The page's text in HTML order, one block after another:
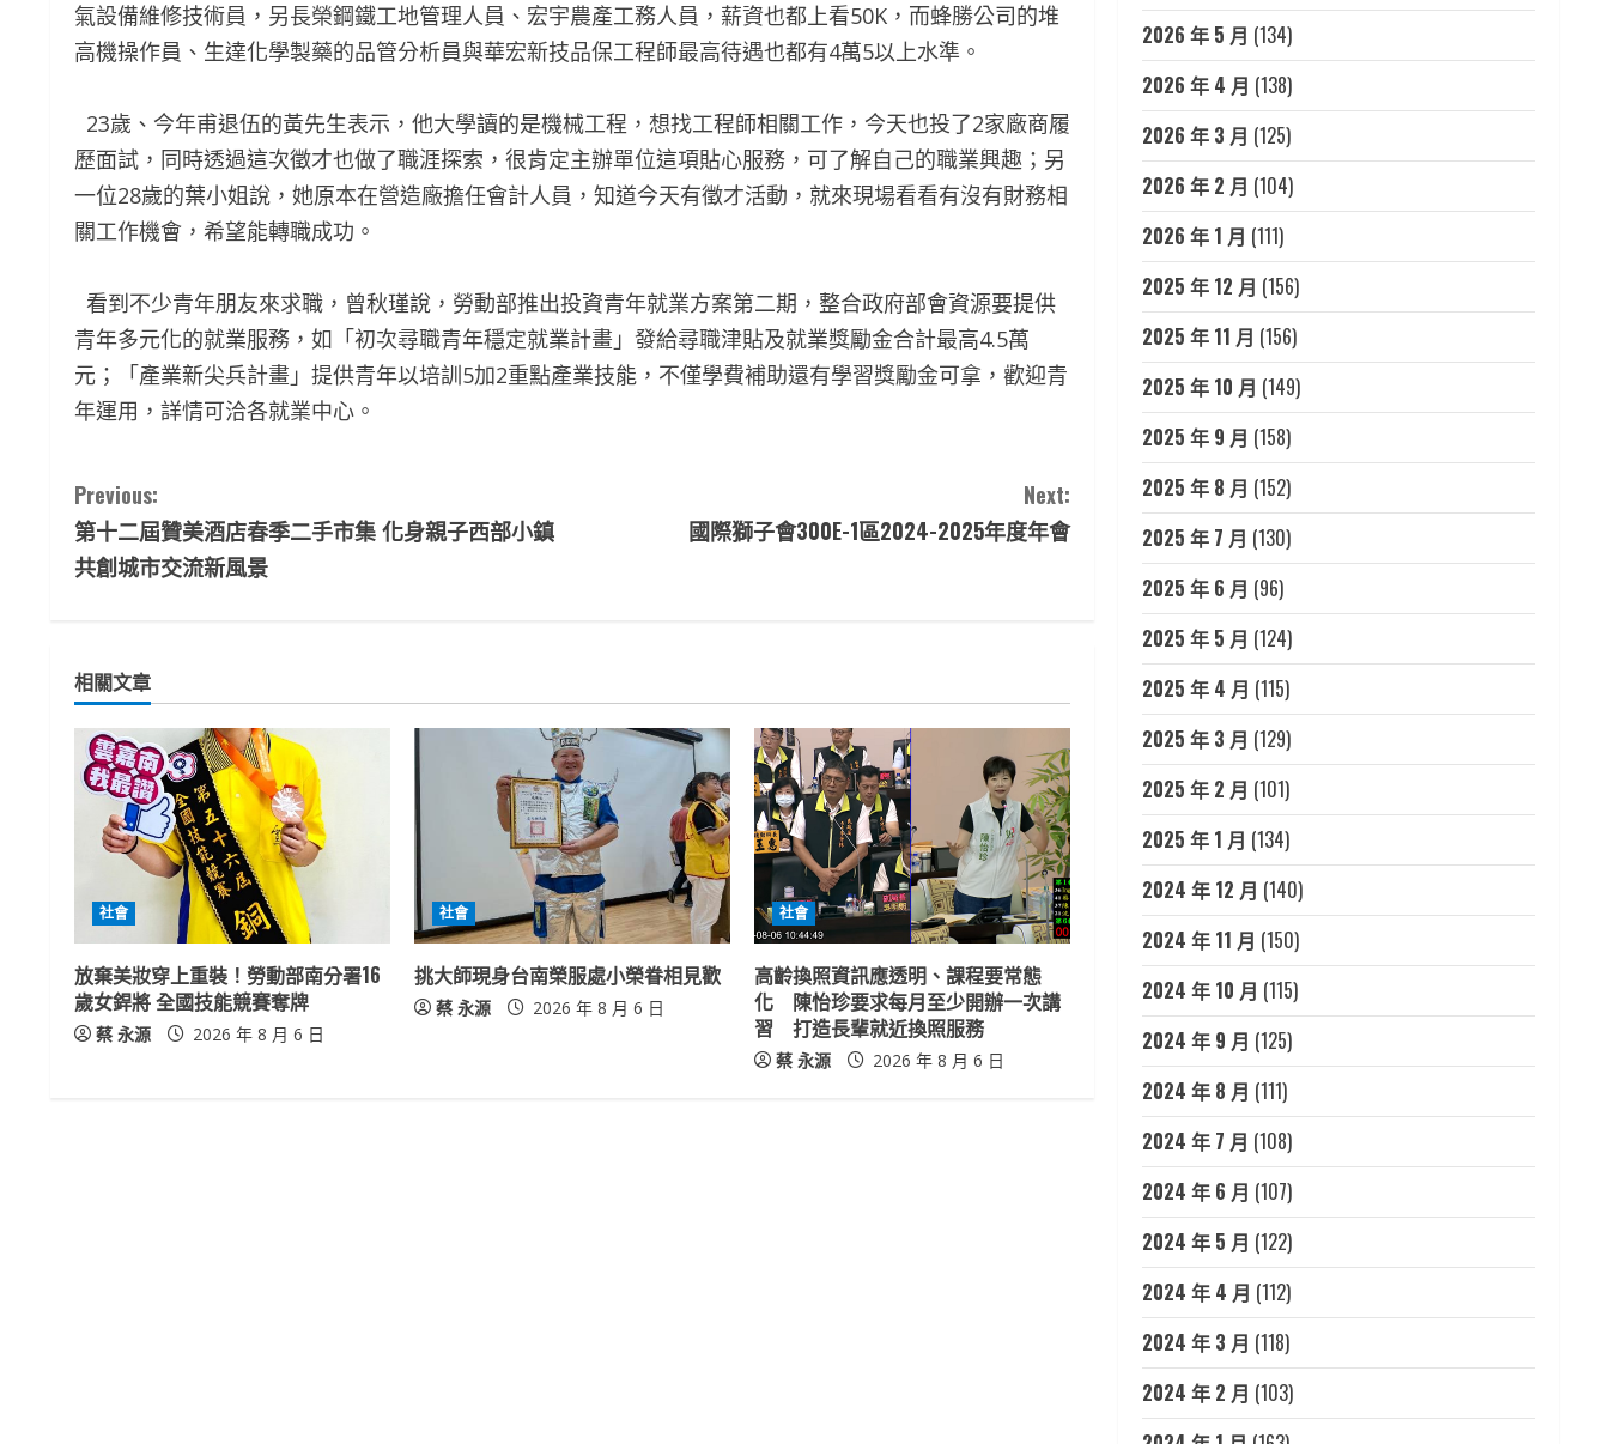
氣設備維修技術員，另長榮鋼鐵工地管理人員、宏宇農產工務人員，薪資也都上看50K，而蜂勝公司的堆
高機操作員、生達化學製藥的品管分析員與華宏新技品保工程師最高待遇也都有4萬5以上水準。
23歲、今年甫退伍的黃先生表示，他大學讀的是機械工程，想找工程師相關工作，今天也投了2家廠商履
歷面試，同時透過這次徵才也做了職涯探索，很肯定主辦單位這項貼心服務，可了解自己的職業興趣；另
一位28歲的葉小姐說，她原本在營造廠擔任會計人員，知道今天有徵才活動，就來現場看看有沒有財務相
關工作機會，希望能轉職成功。
看到不少青年朋友來求職，曾秋瑾說，勞動部推出投資青年就業方案第二期，整合政府部會資源要提供
青年多元化的就業服務，如「初次尋職青年穩定就業計畫」發給尋職津貼及就業獎勵金合計最高4.5萬
元；「產業新尖兵計畫」提供青年以培訓5加2重點產業技能，不僅學費補助還有學習獎勵金可拿，歡迎青
年運用，詳情可洽各就業中心。
C
o
i
n
u
R
e
a
d
Previous:
第十二屆贊美酒店春季二手市集 化身親子西部小鎮
共創城市交流新風景
Next:
國際獅子會300E-1區2024-2025年度年會
相關文章
社會
放棄美妝穿上重裝！勞動部南分署16
歲女銲將 全國技能競賽奪牌
蔡 永源 2026 年 8 月 6 日
社會
挑大師現身台南榮服處小榮眷相見歡
蔡 永源 2026 年 8 月 6 日
社會
高齡換照資訊應透明、課程要常態
化 陳怡珍要求每月至少開辦一次講
習 打造長輩就近換照服務
蔡 永源 2026 年 8 月 6 日
2026 年 5 月 (134)
2026 年 4 月 (138)
2026 年 3 月 (125)
2026 年 2 月 (104)
2026 年 1 月 (111)
2025 年 12 月 (156)
2025 年 11 月 (156)
2025 年 10 月 (149)
2025 年 9 月 (158)
2025 年 8 月 (152)
2025 年 7 月 (130)
2025 年 6 月 (96)
2025 年 5 月 (124)
2025 年 4 月 (115)
2025 年 3 月 (129)
2025 年 2 月 (101)
2025 年 1 月 (134)
2024 年 12 月 (140)
2024 年 11 月 (150)
2024 年 10 月 (115)
2024 年 9 月 (125)
2024 年 8 月 (111)
2024 年 7 月 (108)
2024 年 6 月 (107)
2024 年 5 月 (122)
2024 年 4 月 (112)
2024 年 3 月 (118)
2024 年 2 月 (103)